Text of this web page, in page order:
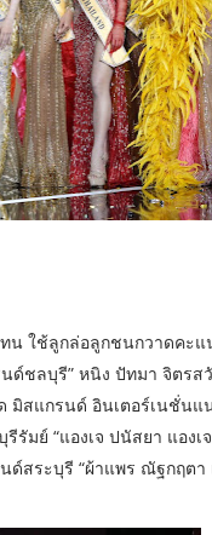
ทน ใช้ลูกล่อลูกชนกวาดคะ
ด์ชลบุรี” หนิง ปัทมา จิตรส
มิสแกรนด์ อินเตอร์เนชั่นแ
มย์ “แองเจ ปนัสยา แองเ
สระบุรี “ผ้าแพร ณัฐกฤตา